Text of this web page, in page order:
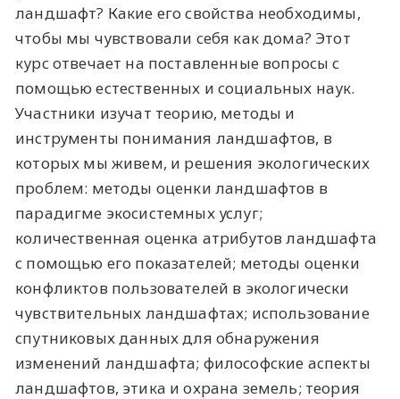
ландшафт? Какие его свойства необходимы,
чтобы мы чувствовали себя как дома? Этот
курс отвечает на поставленные вопросы с
помощью естественных и социальных наук.
Участники изучат теорию, методы и
инструменты понимания ландшафтов, в
которых мы живем, и решения экологических
проблем: методы оценки ландшафтов в
парадигме экосистемных услуг;
количественная оценка атрибутов ландшафта
с помощью его показателей; методы оценки
конфликтов пользователей в экологически
чувствительных ландшафтах; использование
спутниковых данных для обнаружения
изменений ландшафта; философские аспекты
ландшафтов, этика и охрана земель; теория